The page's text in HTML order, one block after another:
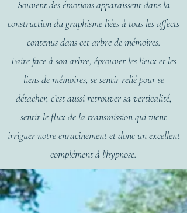
Souvent des émotions apparaissent dans la
construction du graphisme liées à tous les affects
contenus dans cet arbre de mémoires.
Faire face à son arbre, éprouver les lieux et les
liens de mémoires, se sentir relié pour se
détacher, c’est aussi retrouver sa verticalité,
sentir le flux de la transmission qui vient
irriguer notre enracinement et donc un excellent
complément à l'hypnose.